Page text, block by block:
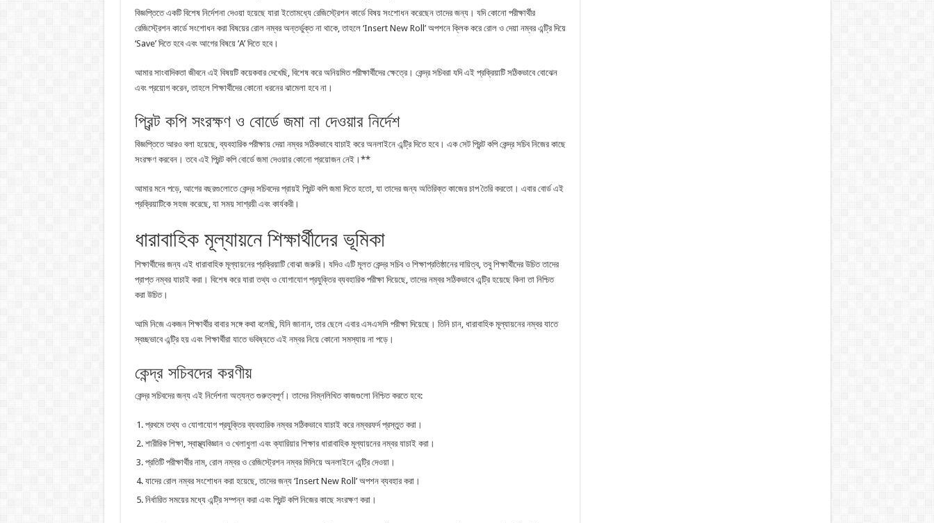
বিজ্ঞপ্তিতে একটি বিশেষ নির্দেশনা দেওয়া হয়েছে যারা ইতোমধ্যে রেজিস্ট্রেশন কার্ডে বিষয় সংশোধন করেছেন তাদের জন্য। যদি কোনো পরীক্ষার্থীর
রেজিস্ট্রেশন কার্ডে সংশোধন করা বিষয়ের রোল নম্বর অন্তর্ভুক্ত না থাকে, তাহলে ‘Insert New Roll’ অপশনে ক্লিক করে রোল ও দেয়া নম্বর এন্ট্রি দিয়ে
‘Save’ দিতে হবে এবং আগের বিষয়ে ‘A’ দিতে হবে।
আমার সাংবাদিকতা জীবনে এই বিষয়টি কয়েকবার দেখেছি, বিশেষ করে অনিয়মিত পরীক্ষার্থীদের ক্ষেত্রে। কেন্দ্র সচিবরা যদি এই প্রক্রিয়াটি সঠিকভাবে বোঝেন
এবং প্রয়োগ করেন, তাহলে শিক্ষার্থীদের কোনো ধরনের ঝামেলা হবে না।
প্রিন্ট কপি সংরক্ষণ ও বোর্ডে জমা না দেওয়ার নির্দেশ
বিজ্ঞপ্তিতে আরও বলা হয়েছে, ব্যবহারিক পরীক্ষায় দেয়া নম্বর সঠিকভাবে যাচাই করে অনলাইনে এন্ট্রি দিতে হবে। এক সেট প্রিন্ট কপি কেন্দ্র সচিব নিজের কাছে
সংরক্ষণ করবেন। তবে এই প্রিন্ট কপি বোর্ডে জমা দেওয়ার কোনো প্রয়োজন নেই।**
আমার মনে পড়ে, আগের বছরগুলোতে কেন্দ্র সচিবদের প্রায়ই প্রিন্ট কপি জমা দিতে হতো, যা তাদের জন্য অতিরিক্ত কাজের চাপ তৈরি করতো। এবার বোর্ড এই
প্রক্রিয়াটিকে সহজ করেছে, যা সময় সাশ্রয়ী এবং কার্যকরী।
ধারাবাহিক মূল্যায়নে শিক্ষার্থীদের ভূমিকা
শিক্ষার্থীদের জন্য এই ধারাবাহিক মূল্যায়নের প্রক্রিয়াটি বোঝা জরুরি। যদিও এটি মূলত কেন্দ্র সচিব ও শিক্ষাপ্রতিষ্ঠানের দায়িত্ব, তবু শিক্ষার্থীদের উচিত তাদের
প্রাপ্ত নম্বর যাচাই করা। বিশেষ করে যারা তথ্য ও যোগাযোগ প্রযুক্তির ব্যবহারিক পরীক্ষা দিয়েছে, তাদের নম্বর সঠিকভাবে এন্ট্রি হয়েছে কিনা তা নিশ্চিত
করা উচিত।
আমি নিজে একজন শিক্ষার্থীর বাবার সঙ্গে কথা বলেছি, যিনি জানান, তার ছেলে এবার এসএসসি পরীক্ষা দিয়েছে। তিনি চান, ধারাবাহিক মূল্যায়নের নম্বর যাতে
স্বচ্ছভাবে এন্ট্রি হয় এবং শিক্ষার্থীরা যাতে ভবিষ্যতে এই নম্বর নিয়ে কোনো সমস্যায় না পড়ে।
কেন্দ্র সচিবদের করণীয়
কেন্দ্র সচিবদের জন্য এই নির্দেশনা অত্যন্ত গুরুত্বপূর্ণ। তাদের নিম্নলিখিত কাজগুলো নিশ্চিত করতে হবে:
প্রথমে তথ্য ও যোগাযোগ প্রযুক্তির ব্যবহারিক নম্বর সঠিকভাবে যাচাই করে নম্বরফর্দ প্রস্তুত করা।
শারীরিক শিক্ষা, স্বাস্থ্যবিজ্ঞান ও খেলাধুলা এবং ক্যারিয়ার শিক্ষার ধারাবাহিক মূল্যায়নের নম্বর যাচাই করা।
প্রতিটি পরীক্ষার্থীর নাম, রোল নম্বর ও রেজিস্ট্রেশন নম্বর মিলিয়ে অনলাইনে এন্ট্রি দেওয়া।
যাদের রোল নম্বর সংশোধন করা হয়েছে, তাদের জন্য ‘Insert New Roll’ অপশন ব্যবহার করা।
নির্ধারিত সময়ের মধ্যে এন্ট্রি সম্পন্ন করা এবং প্রিন্ট কপি নিজের কাছে সংরক্ষণ করা।